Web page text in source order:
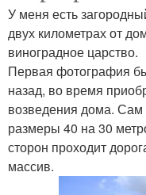
У меня есть
двух километрах от
виноградное царство.
Первая фотография
назад, во время
возведения дома. Сам
размеры 40 на 30
сторон проходит
массив.